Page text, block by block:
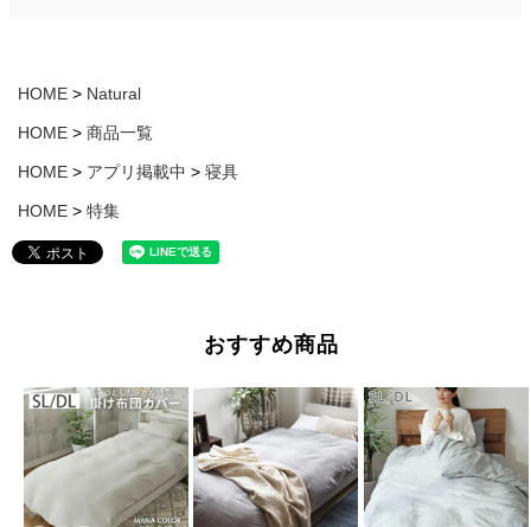
HOME Natural
HOME 商品一覧
HOME アプリ掲載中 寝具
HOME 特集
おすすめ商品